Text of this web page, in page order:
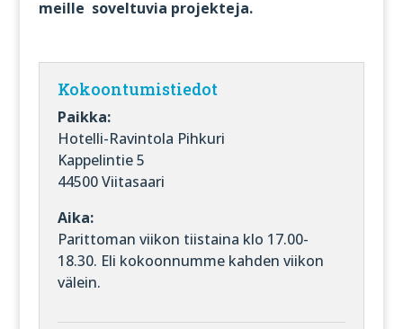
meille soveltuvia projekteja.
Kokoontumistiedot
Paikka:
Hotelli-Ravintola Pihkuri
Kappelintie 5
44500 Viitasaari
Aika:
Parittoman viikon tiistaina klo 17.00-
18.30. Eli kokoonnumme kahden viikon
välein.